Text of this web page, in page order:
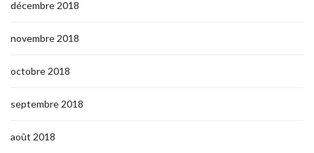
décembre 2018
novembre 2018
octobre 2018
septembre 2018
août 2018